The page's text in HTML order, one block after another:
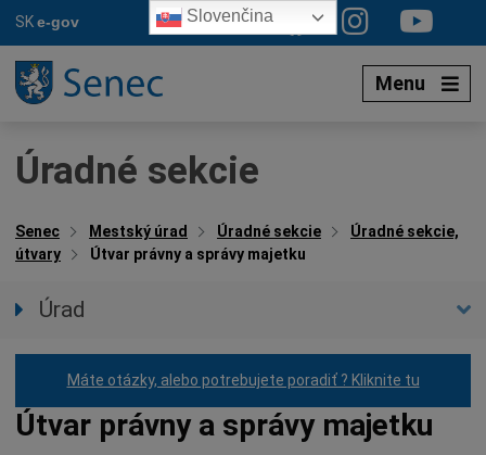
SKe-gov
Menu
Úradné sekcie
Senec Mestský úrad Úradné sekcie
Úradné sekcie,
útvary
Útvar právny a správy majetku
Úrad
Organizačná štruktúra
Máte otázky, alebo potrebujete poradiť ? Kliknite tu
Útvar právny a správy majetku
Slovenčina